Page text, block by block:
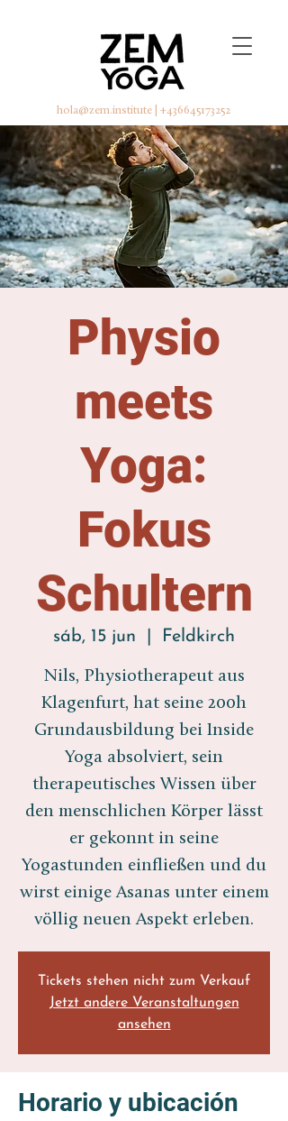
hola@zem.institute +436645173252
Physio
meets
Yoga:
Fokus
Schultern
sáb, 15 jun Feldkirch
Nils, Physiotherapeut aus
Klagenfurt, hat seine 200h
Grundausbildung bei Inside
Yoga absolviert, sein
therapeutisches Wissen über
den menschlichen Körper lässt
er gekonnt in seine
Yogastunden einfließen und du
wirst einige Asanas unter einem
völlig neuen Aspekt erleben.
Tickets stehen nicht zum Verkauf
Jetzt andere Veranstaltungen
ansehen
Horario y ubicación